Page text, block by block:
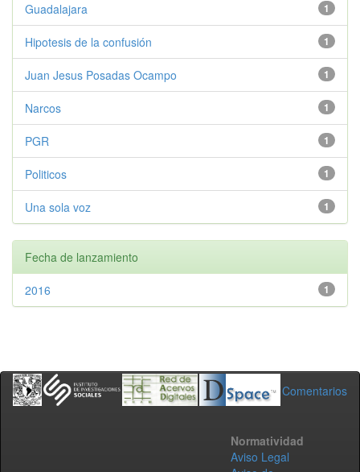
1
Guadalajara
1
Hipotesis de la confusión
1
Juan Jesus Posadas Ocampo
1
Narcos
1
PGR
1
Politicos
1
Una sola voz
Fecha de lanzamiento
1
2016
Comentarios
Normatividad
Aviso Legal